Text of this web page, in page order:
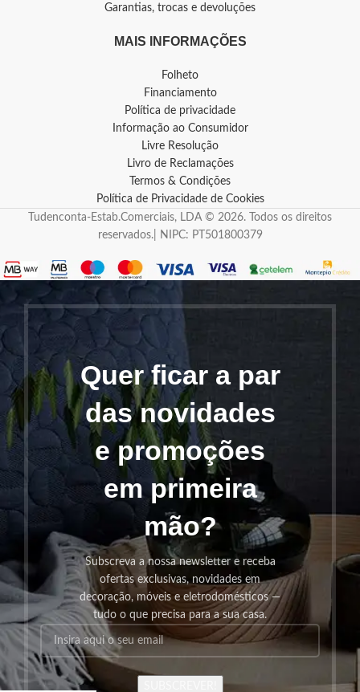
Garantias, trocas e devoluções
MAIS INFORMAÇÕES
Folheto
Financiamento
Política de privacidade
Informação ao Consumidor
Livre Resolução
Livro de Reclamações
Termos & Condições
Política de Privacidade de Cookies
Tudenconta-Estab.Comerciais, LDA © 2026. Todos os direitos
reservados.| NIPC: PT501800379
Quer ficar a par
das novidades
e promoções
em primeira
mão?
Subscreva a nossa newsletter e receba
ofertas exclusivas, novidades em
decoração, móveis e eletrodomésticos —
tudo o que precisa para a sua casa.